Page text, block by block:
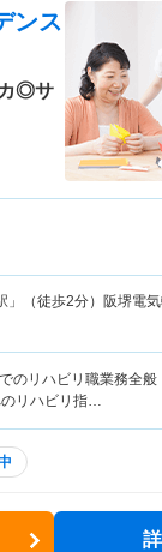
ンス
カ◎サ
（徒歩2分）阪堺電気
のリハビリ職業務全般
のリハビリ指…